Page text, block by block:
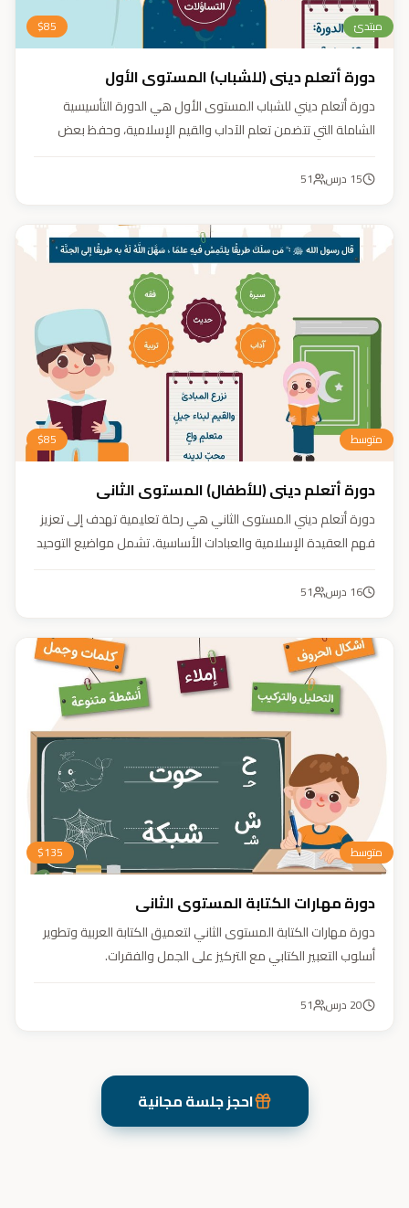
مبتدئ $85
دورة أتعلم ديني (للشباب) المستوى الأول
دورة أتعلم ديني للشباب المستوى الأول هي الدورة التأسيسية
الشاملة التي تتضمن تعلم الآداب والقيم الإسلامية، وحفظ بعض
السيرة النبوية (فقه، عقيدة، سيرة).
15 درس 51
متوسط $85
دورة أتعلم ديني (للأطفال) المستوى الثاني
دورة أتعلم ديني المستوى الثاني هي رحلة تعليمية تهدف إلى تعزيز
فهم العقيدة الإسلامية والعبادات الأساسية. تشمل مواضيع التوحيد
وتربية أبنائنا تربية إيمانية وأخلاقية وعلمية ونفسية واجتماعية.
16 درس 51
متوسط $135
دورة مهارات الكتابة المستوى الثاني
دورة مهارات الكتابة المستوى الثاني لتعميق الكتابة العربية وتطوير
أسلوب التعبير الكتابي مع التركيز على الجمل والفقرات.
20 درس 51
احجز جلسة مجانية